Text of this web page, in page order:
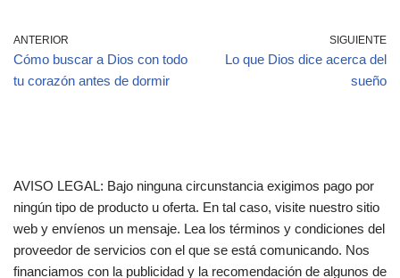
ANTERIOR
Cómo buscar a Dios con todo
tu corazón antes de dormir
SIGUIENTE
Lo que Dios dice acerca del
sueño
AVISO LEGAL: Bajo ninguna circunstancia exigimos pago por
ningún tipo de producto u oferta. En tal caso, visite nuestro sitio
web y envíenos un mensaje. Lea los términos y condiciones del
proveedor de servicios con el que se está comunicando. Nos
financiamos con la publicidad y la recomendación de algunos de